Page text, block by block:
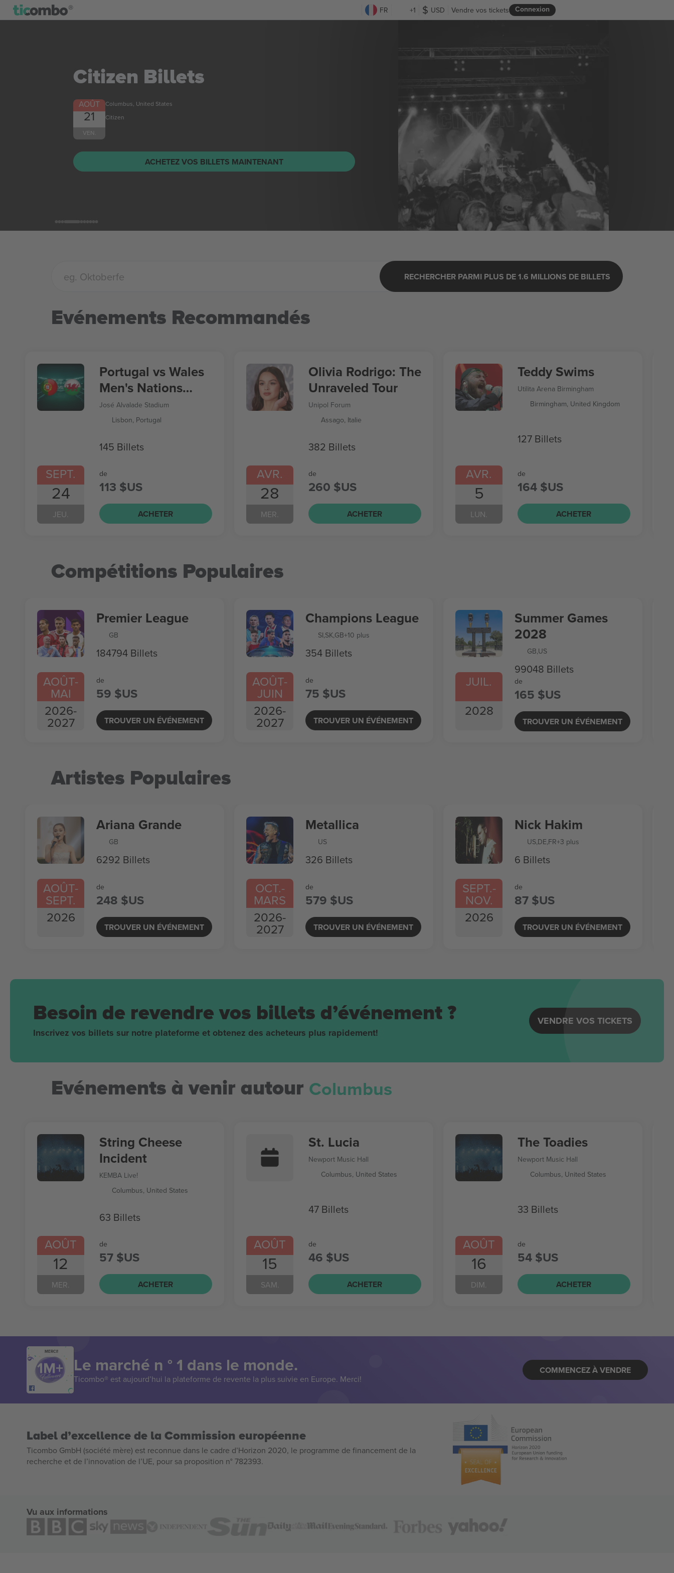
FR +1 USD Connexion
Vendre vos tickets
Citizen Billets
AOÛT
21
VEN.
Columbus, United States
Citizen
ACHETEZ VOS BILLETS MAINTENANT
RECHERCHER PARMI PLUS DE 1.6 MILLIONS DE BILLETS
Evénements Recommandés
SEPT.
24
JEU.
Portugal vs Wales
Men's Nations
League
José Alvalade Stadium
Lisbon, Portugal
145 Billets
de
113 $US
ACHETER
AVR.
28
MER.
Olivia Rodrigo: The
Unraveled Tour
Unipol Forum
Assago, Italie
382 Billets
de
260 $US
ACHETER
AVR.
5
LUN.
Teddy Swims
Utilita Arena Birmingham
Birmingham, United Kingdom
127 Billets
de
164 $US
ACHETER
Compétitions Populaires
AOÛT-
MAI
2026-
2027
Premier League
GB
184794 Billets
de
59 $US
TROUVER UN ÉVÉNEMENT
AOÛT-
JUIN
2026-
2027
Champions League
SI,SK,GB+10 plus
354 Billets
de
75 $US
TROUVER UN ÉVÉNEMENT
JUIL.
2028
Summer Games
2028
GB,US
99048 Billets
de
165 $US
TROUVER UN ÉVÉNEMENT
Artistes Populaires
AOÛT-
SEPT.
2026
Ariana Grande
GB
6292 Billets
de
248 $US
TROUVER UN ÉVÉNEMENT
OCT.-
MARS
2026-
2027
Metallica
US
326 Billets
de
579 $US
TROUVER UN ÉVÉNEMENT
SEPT.-
NOV.
2026
Nick Hakim
US,DE,FR+3 plus
6 Billets
de
87 $US
TROUVER UN ÉVÉNEMENT
Besoin de revendre vos billets d’événement ?
Inscrivez vos billets sur notre plateforme et obtenez des acheteurs plus rapidement!
VENDRE VOS TICKETS
Evénements à venir autour Columbus
AOÛT
12
MER.
String Cheese
Incident
KEMBA Live!
Columbus, United States
63 Billets
de
57 $US
ACHETER
AOÛT
15
SAM.
St. Lucia
Newport Music Hall
Columbus, United States
47 Billets
de
46 $US
ACHETER
AOÛT
16
DIM.
The Toadies
Newport Music Hall
Columbus, United States
33 Billets
de
54 $US
ACHETER
MERCI!
Le marché n ° 1 dans le monde.
Ticombo® est aujourd’hui la plateforme de revente la plus suivie en Europe. Merci!
COMMENCEZ À VENDRE
Label d’excellence de la Commission européenne
Ticombo GmbH (société mère) est reconnue dans le cadre d’Horizon 2020, le programme de financement de la
recherche et de l’innovation de l’UE, pour sa proposition n° 782393.
Vu aux informations